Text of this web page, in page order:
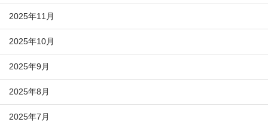
2025年11月
2025年10月
2025年9月
2025年8月
2025年7月